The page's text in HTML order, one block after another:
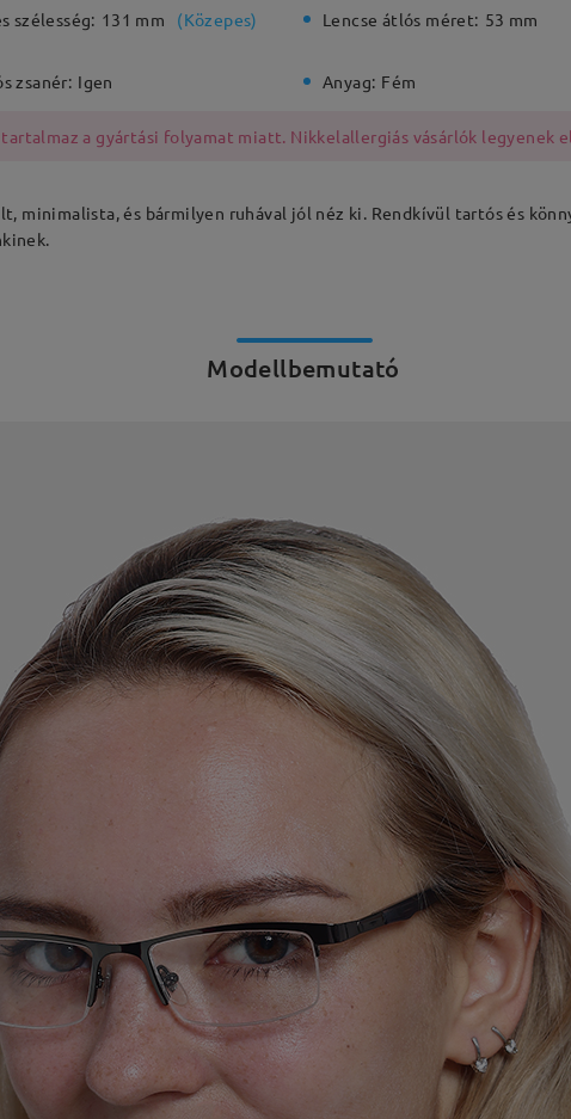
szélesség: 131 mm (Közepes) Lencse átlós méret: 53 mm
zsanér: Igen Anyag: Fém
a gyártási folyamat miatt. Nikkelallergiás vásárlók legyenek
minimalista, és bármilyen ruhával jól néz ki. Rendkívül tartós és
Modellbemutató